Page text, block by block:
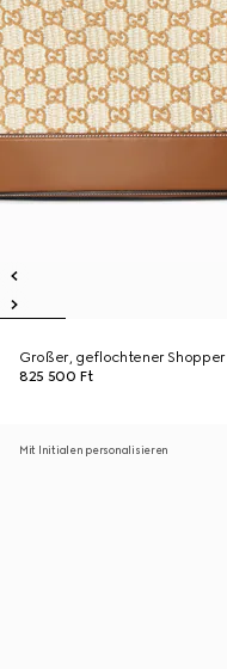
Großer, geflochtener Shopper
825 500 Ft
Mit Initialen personalisieren